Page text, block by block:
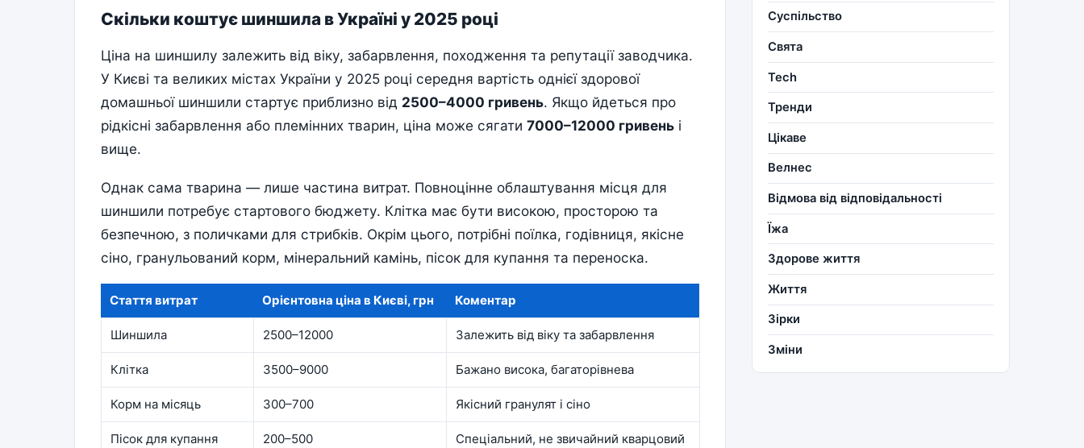
Скільки коштує шиншила в Україні у 2025 році
Ціна на шиншилу залежить від віку, забарвлення, походження та репутації заводчика.
У Києві та великих містах України у 2025 році середня вартість однієї здорової
домашньої шиншили стартує приблизно від 2500–4000 гривень. Якщо йдеться про
рідкісні забарвлення або племінних тварин, ціна може сягати 7000–12000 гривень і
вище.
Однак сама тварина — лише частина витрат. Повноцінне облаштування місця для
шиншили потребує стартового бюджету. Клітка має бути високою, просторою та
безпечною, з поличками для стрибків. Окрім цього, потрібні поїлка, годівниця, якісне
сіно, гранульований корм, мінеральний камінь, пісок для купання та переноска.
Стаття витрат Орієнтовна ціна в Києві, грн Коментар
Шиншила 2500–12000 Залежить від віку та забарвлення
Клітка 3500–9000 Бажано висока, багаторівнева
Корм на місяць 300–700 Якісний гранулят і сіно
Пісок для купання 200–500 Спеціальний, не звичайний кварцовий
Суспільство
Свята
Tech
Тренди
Цікаве
Велнес
Відмова від відповідальності
Їжа
Здорове життя
Життя
Зірки
Зміни